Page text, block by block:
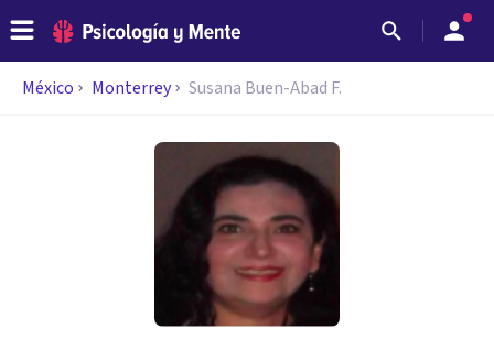
México Monterrey Susana Buen-Abad F.